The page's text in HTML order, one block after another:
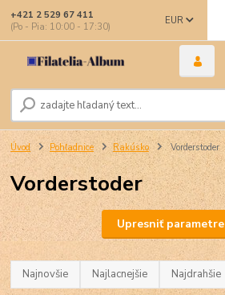
EUR
+421 2 529 67 411
(Po - Pia: 10:00 - 17:30)
Úvod Pohľadnice Rakúsko Vorderstoder
Vorderstoder
Upresniť parametre
Najnovšie Najlacnejšie Najdrahšie